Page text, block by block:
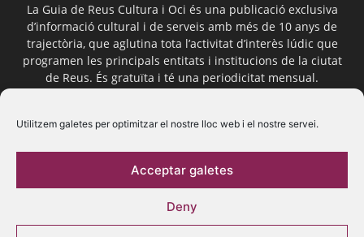
Utilitzem galetes per optimitzar el nostre lloc web i el nostre servei.
Acceptar galetes
Deny
La Guia de Reus Cultura i Oci és una publicació exclusiva
d’informació cultural i de serveis amb més de 10 anys de
trajectòria, que aglutina tota l’activitat d’interès lúdic que
programen les principals entitats i institucions de la ciutat
de Reus. És gratuïta i té una periodicitat mensual.
Segueix-nos